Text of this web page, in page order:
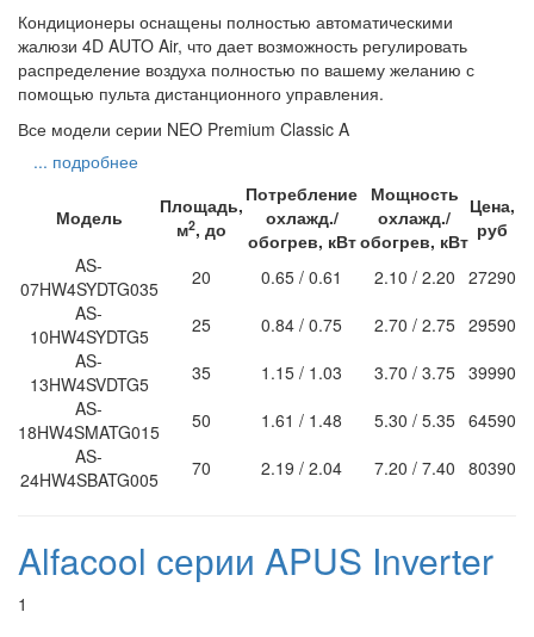
Кондиционеры оснащены полностью автоматическими
жалюзи 4D AUTO Air, что дает возможность регулировать
распределение воздуха полностью по вашему желанию с
помощью пульта дистанционного управления.
Все модели серии NEO Premium Classic A
... подробнее
Модель
Площадь,
м2, до
Потребление
охлажд./
обогрев, кВт
Мощность
охлажд./
обогрев, кВт
Цена,
руб
AS-
07HW4SYDTG035
20 0.65 / 0.61 2.10 / 2.20 27290
AS-
10HW4SYDTG5
25 0.84 / 0.75 2.70 / 2.75 29590
AS-
13HW4SVDTG5
35 1.15 / 1.03 3.70 / 3.75 39990
AS-
18HW4SMATG015
50 1.61 / 1.48 5.30 / 5.35 64590
AS-
24HW4SBATG005
70 2.19 / 2.04 7.20 / 7.40 80390
Alfacool серии APUS Inverter
1